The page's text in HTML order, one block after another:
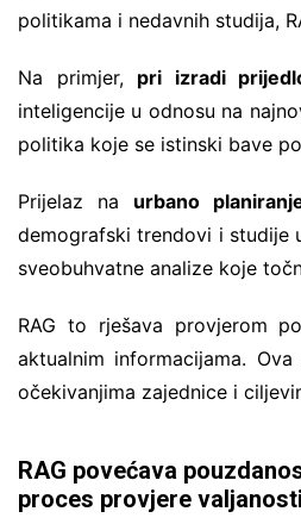
politikama i nedavnih studija,
Na primjer, pri izradi
inteligencije u odnosu na
politika koje se istinski bave
Prijelaz na urbano
demografski trendovi i studije
sveobuhvatne analize koje
RAG to rješava provjerom
aktualnim informacijama.
očekivanjima zajednice i
RAG povećava
proces provjere valjanosti